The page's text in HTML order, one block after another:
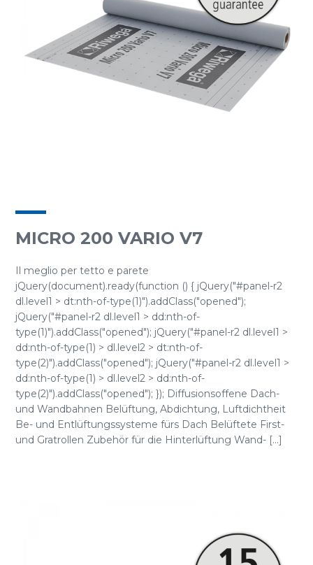
MICRO 200 VARIO V7
Il meglio per tetto e parete
jQuery(document).ready(function () { jQuery("#panel-r2
dl.level1 > dt:nth-of-type(1)").addClass("opened");
jQuery("#panel-r2 dl.level1 > dd:nth-of-
type(1)").addClass("opened"); jQuery("#panel-r2 dl.level1 >
dd:nth-of-type(1) > dl.level2 > dt:nth-of-
type(2)").addClass("opened"); jQuery("#panel-r2 dl.level1 >
dd:nth-of-type(1) > dl.level2 > dd:nth-of-
type(2)").addClass("opened"); }); Diffusionsoffene Dach-
und Wandbahnen Belüftung, Abdichtung, Luftdichtheit
Be- und Entlüftungssysteme fürs Dach Belüftete First-
und Gratrollen Zubehör für die Hinterlüftung Wand- [...]